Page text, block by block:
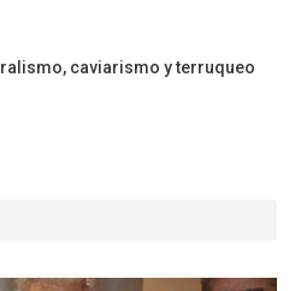
caviarismo y terruqueo